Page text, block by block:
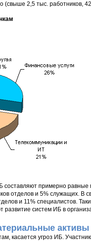
(свыше 2,5 тыс. работников,
примерно равные
отделов и 5% служащих. В
и 11% специалистов.
систем ИБ в
активы
касается угроз ИБ.